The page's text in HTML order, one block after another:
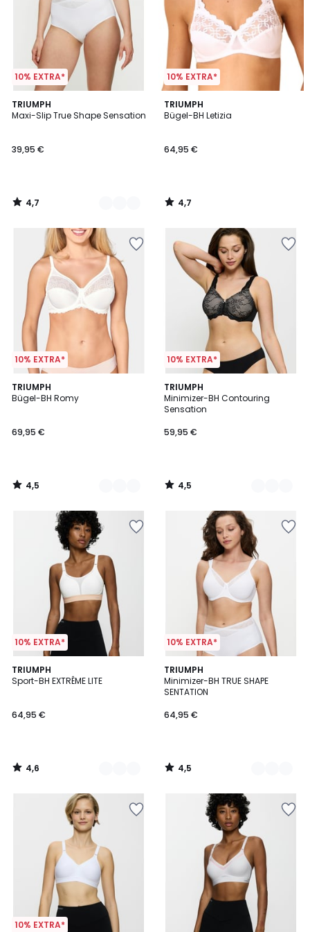
10% EXTRA*
TRIUMPH
Maxi-Slip True Shape Sensation
39,95 €
4,7
/ 5
3
Farben
4,7
/
10% EXTRA*
TRIUMPH
Bügel-BH Letizia
64,95 €
4,7
/ 5
4,7
/
10% EXTRA*
TRIUMPH
Bügel-BH Romy
69,95 €
4,5
/ 5
2
Farben
4,5
/
10% EXTRA*
TRIUMPH
Minimizer-BH Contouring
Sensation
59,95 €
4,5
/ 5
2
Farben
4,5
/
10% EXTRA*
TRIUMPH
Sport-BH EXTRÊME LITE
64,95 €
4,6
/ 5
2
Farben
4,6
/
10% EXTRA*
TRIUMPH
Minimizer-BH TRUE SHAPE
SENTATION
64,95 €
4,5
/ 5
3
Farben
4,5
/
10% EXTRA*